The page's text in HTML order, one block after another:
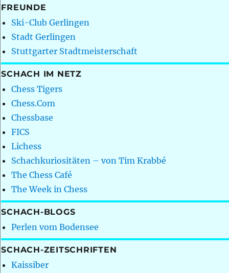
FREUNDE
Ski-Club Gerlingen
Stadt Gerlingen
Stuttgarter Stadtmeisterschaft
SCHACH IM NETZ
Chess Tigers
Chess.Com
Chessbase
FICS
Lichess
Schachkuriositäten – von Tim Krabbé
The Chess Café
The Week in Chess
SCHACH-BLOGS
Perlen vom Bodensee
SCHACH-ZEITSCHRIFTEN
Kaissiber